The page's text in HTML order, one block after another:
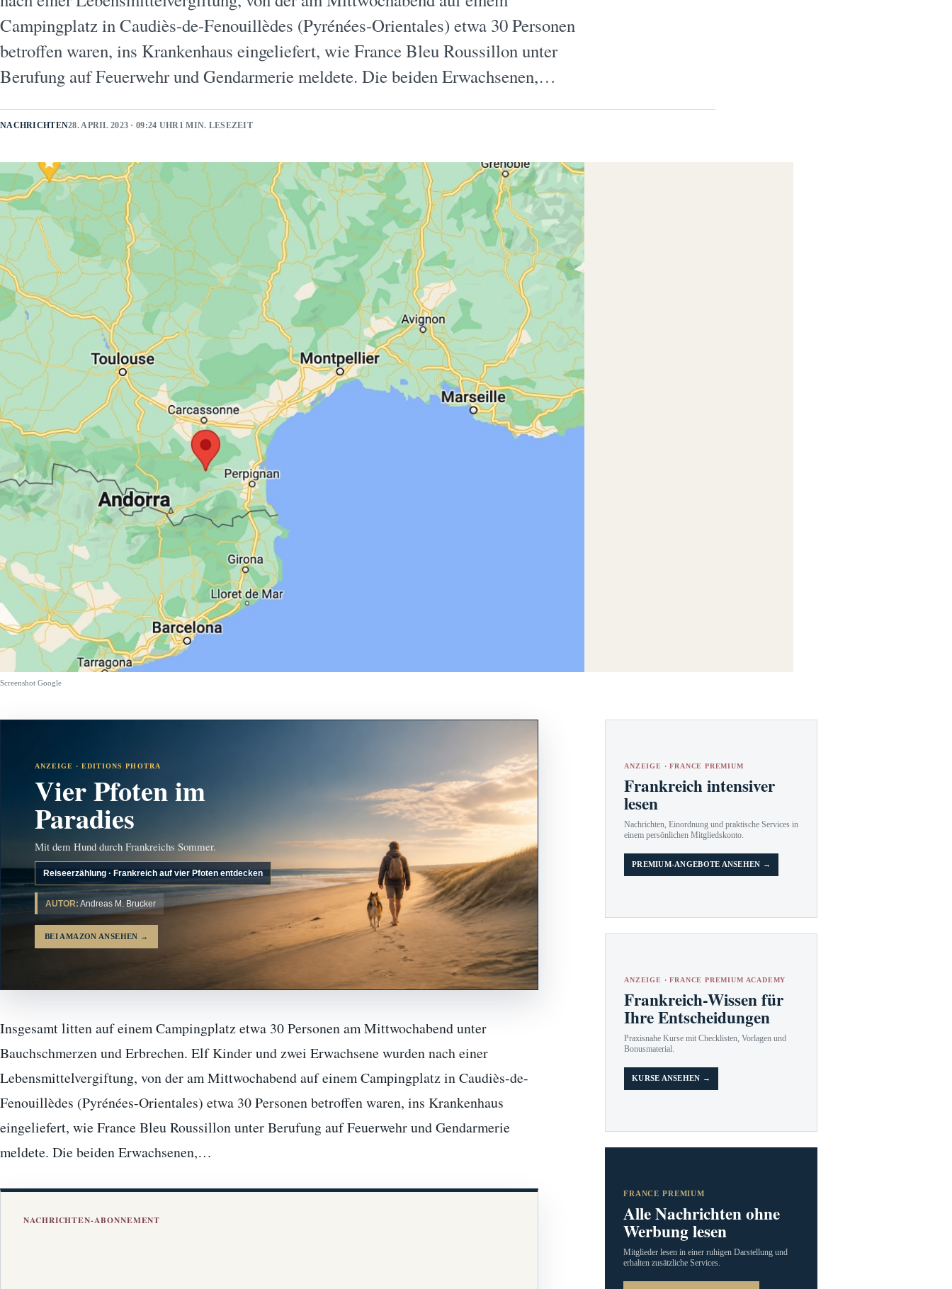
Campingplatz in Caudiès-de-Fenouillèdes (Pyrénées-Orientales) etwa 30 Personen
betroffen waren, ins Krankenhaus eingeliefert, wie France Bleu Roussillon unter
Berufung auf Feuerwehr und Gendarmerie meldete. Die beiden Erwachsenen,…
NACHRICHTEN28. APRIL 2023 · 09:24 UHR 1 MIN. LESEZEIT
Screenshot Google
ANZEIGE · EDITIONS PHOTRA
Vier Pfoten im
Paradies
Mit dem Hund durch Frankreichs Sommer.
Reiseerzählung · Frankreich auf vier Pfoten entdecken
AUTOR: Andreas M. Brucker
BEI AMAZON ANSEHEN →
Insgesamt litten auf einem Campingplatz etwa 30 Personen am Mittwochabend unter
Bauchschmerzen und Erbrechen. Elf Kinder und zwei Erwachsene wurden nach einer
Lebensmittelvergiftung, von der am Mittwochabend auf einem Campingplatz in Caudiès-de-
Fenouillèdes (Pyrénées-Orientales) etwa 30 Personen betroffen waren, ins Krankenhaus
eingeliefert, wie France Bleu Roussillon unter Berufung auf Feuerwehr und Gendarmerie
meldete. Die beiden Erwachsenen,…
NACHRICHTEN-ABONNEMENT
ANZEIGE · FRANCE PREMIUM
Frankreich intensiver
lesen
Nachrichten, Einordnung und praktische Services in
einem persönlichen Mitgliedskonto.
PREMIUM-ANGEBOTE ANSEHEN →
ANZEIGE · FRANCE PREMIUM ACADEMY
Frankreich-Wissen für
Ihre Entscheidungen
Praxisnahe Kurse mit Checklisten, Vorlagen und
Bonusmaterial.
KURSE ANSEHEN →
FRANCE PREMIUM
Alle Nachrichten ohne
Werbung lesen
Mitglieder lesen in einer ruhigen Darstellung und
erhalten zusätzliche Services.